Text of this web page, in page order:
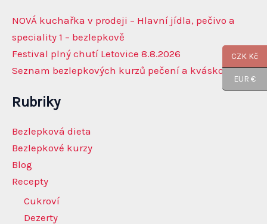
NOVÁ kuchařka v prodeji – Hlavní jídla, pečivo a
speciality 1 – bezlepkově
Festival plný chutí Letovice 8.8.2026
Seznam bezlepkových kurzů pečení a kváskování
Rubriky
Bezlepková dieta
Bezlepkové kurzy
Blog
Recepty
Cukroví
Dezerty
CZK Kč
EUR €